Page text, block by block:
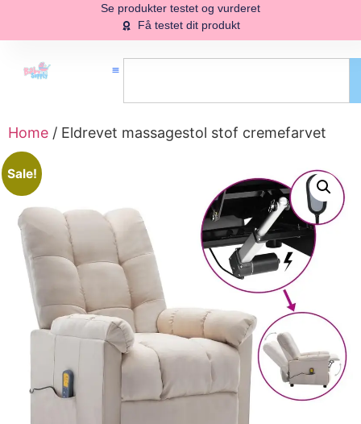
Se produkter testet og vurderet
Få testet dit produkt
Home / Eldrevet massagestol stof cremefarvet
Sale!